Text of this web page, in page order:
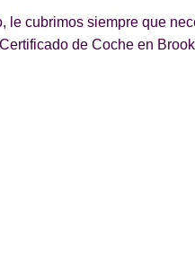
le cubrimos siempre que
de Coche en